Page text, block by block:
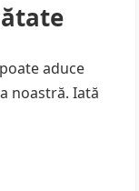
aduce
noastră. Iată